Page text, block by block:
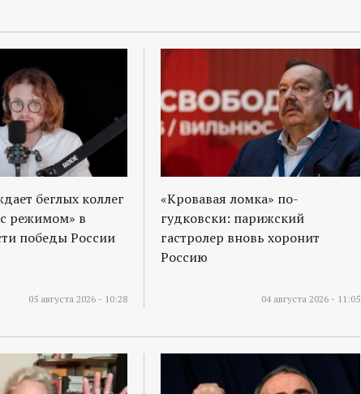
беглых коллег
режимом» в
победы России
05 августа 2026 - 10:28
«Кровавая ломка» по-
гудковски: парижский
гастролер вновь хоронит
Россию
04 августа 2026 - 11:05